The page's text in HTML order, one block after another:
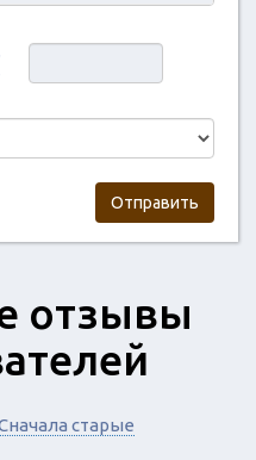
Отправить
отзывы
старые